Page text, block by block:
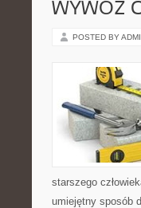
WYWÓZ
POSTED BY
starszego
umiejętny sposób